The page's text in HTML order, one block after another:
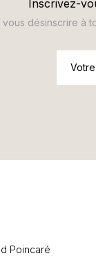
Inscrivez-
désinscrire à
Poincaré